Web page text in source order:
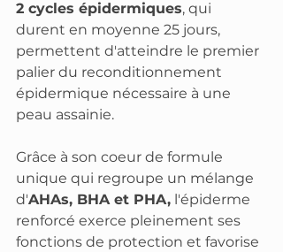
2 cycles épidermiques, qui
durent en moyenne 25 jours,
permettent d'atteindre le premier
palier du reconditionnement
épidermique nécessaire à une
peau assainie.
Grâce à son coeur de formule
unique qui regroupe un mélange
d'AHAs, BHA et PHA, l'épiderme
renforcé exerce pleinement ses
fonctions de protection et favorise